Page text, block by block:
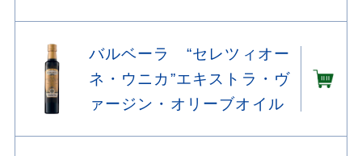
バルベーラ “セレツィオー
ネ・ウニカ”エキストラ・ヴ
ァージン・オリーブオイル